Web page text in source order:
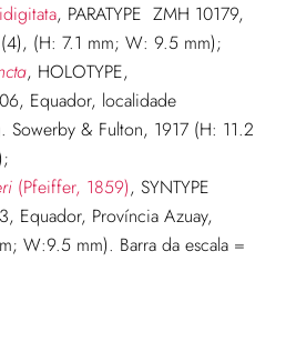
, PARATYPE ZMH 10179,
(H: 7.1 mm; W: 9.5 mm);
, HOLOTYPE,
Equador, localidade
Sowerby & Fulton, 1917 (H: 11.2
(Pfeiffer, 1859), SYNTYPE
Equador, Província Azuay,
W:9.5 mm). Barra da escala =